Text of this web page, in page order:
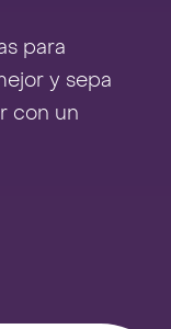
para
y sepa
con un